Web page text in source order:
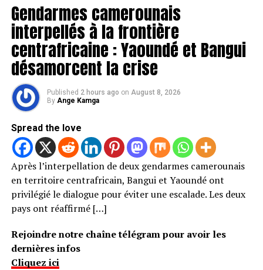
Gendarmes camerounais
interpellés à la frontière
centrafricaine : Yaoundé et Bangui
désamorcent la crise
Published 2 hours ago on August 8, 2026
By Ange Kamga
Spread the love
Après l’interpellation de deux gendarmes camerounais
en territoire centrafricain, Bangui et Yaoundé ont
privilégié le dialogue pour éviter une escalade. Les deux
pays ont réaffirmé […]
Rejoindre notre chaîne télégram pour avoir les
dernières infos
Cliquez ici